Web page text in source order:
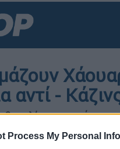
Process My Personal
αντί -
θα καλύψει το κενό του